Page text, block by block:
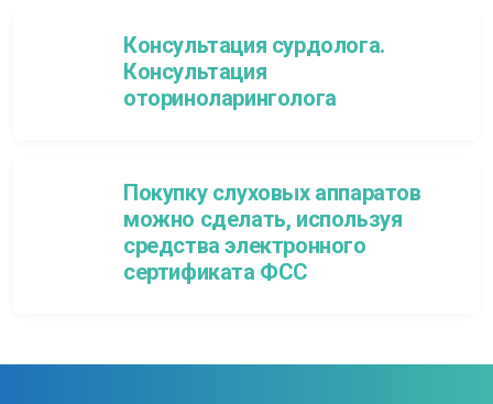
Консультация сурдолога.
Консультация
оториноларинголога
Покупку слуховых аппаратов
можно сделать, используя
средства электронного
сертификата ФСС